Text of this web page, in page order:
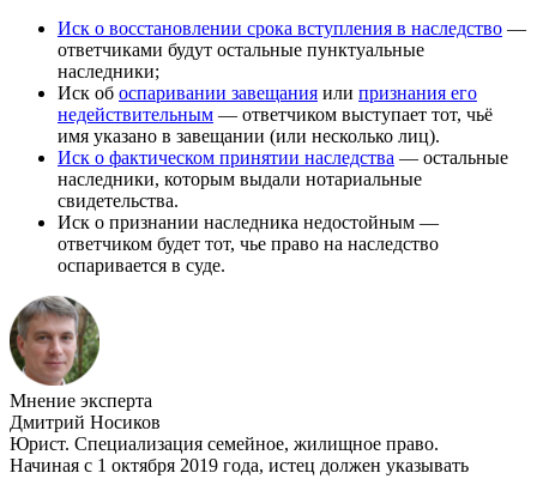
Иск о восстановлении срока вступления в наследство —
ответчиками будут остальные пунктуальные
наследники;
Иск об оспаривании завещания или признания его
недействительным — ответчиком выступает тот, чьё
имя указано в завещании (или несколько лиц).
Иск о фактическом принятии наследства — остальные
наследники, которым выдали нотариальные
свидетельства.
Иск о признании наследника недостойным —
ответчиком будет тот, чье право на наследство
оспаривается в суде.
Мнение эксперта
Дмитрий Носиков
Юрист. Специализация семейное, жилищное право.
Начиная с 1 октября 2019 года, истец должен указывать